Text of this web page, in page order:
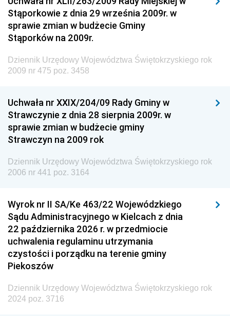
Dziennik Urzędowy Generalnej Dyrekcji Dróg
Krajowych i Autostrad
Dziennik Urzędowy Ministra Środowiska
Dziennik Urzędowy Ministra Edukacji
Dziennik Urzędowy Ministra Przemysłu
Dziennik Urzędowy Ministra Finansów i Gospodarki
Dziennik Urzędowy Ministra do Spraw Unii
Dziennik Urzędowy Agencji Wywiadu
Stąporkowie z dnia 29 września 2009r. w
sprawie zmian w budżecie Gminy
Stąporków na 2009r.
Dziennik Urzędowy Województwa Świętokrzyskiego rok
2009 nr 475 poz. 3458
Uchwała nr XXIX/204/09 Rady Gminy w
Strawczynie z dnia 28 sierpnia 2009r. w
sprawie zmian w budżecie gminy
Strawczyn na 2009 rok
Dziennik Urzędowy Województwa Świętokrzyskiego rok
2006 nr 441 poz. 3164
Wyrok nr II SA/Ke 463/22 Wojewódzkiego
Sądu Administracyjnego w Kielcach z dnia
22 października 2026 r. w przedmiocie
uchwalenia regulaminu utrzymania
czystości i porządku na terenie gminy
Piekoszów
Dziennik Urzędowy Województwa Świętokrzyskiego rok
2024 poz. 3716